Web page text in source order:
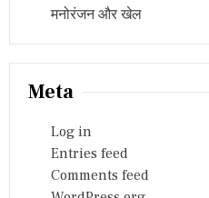
मनोरंजन और खेल
Meta
Log in
Entries feed
Comments feed